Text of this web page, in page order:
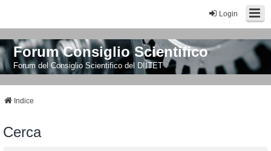
Login
Forum Consiglio Scientifico
Forum del Consiglio Scientifico del DIITET
Indice
Cerca